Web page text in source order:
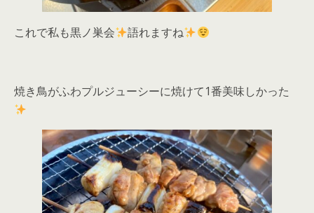
これで私も黒ノ巣会 語れますね
焼き鳥がふわプルジューシーに焼けて1番美味しかった